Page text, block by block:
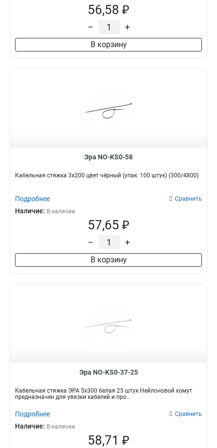
56,58 ₽
– +
В корзину
Эра NO-KS0-58
Кабельная стяжка 3x200 цвет чёрный (упак. 100 штук) (300/4800)
Подробнее Сравнить
Наличие: В наличии
57,65 ₽
– +
В корзину
Эра NO-KS0-37-25
Кабельная стяжка ЭРА 5x300 белая 25 штук Нейлоновой хомут
предназначен для увязки кабелей и про...
Подробнее Сравнить
Наличие: В наличии
58,71 ₽